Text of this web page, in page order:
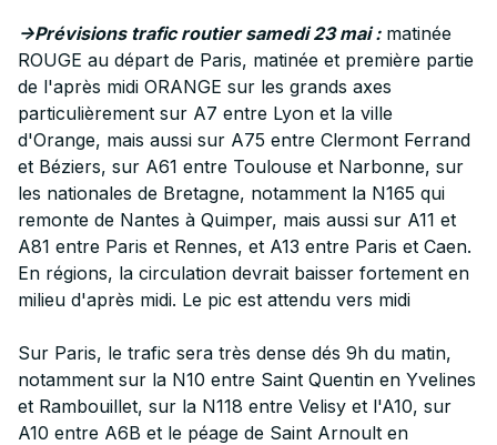
->Prévisions trafic routier samedi 23 mai :matinée
ROUGE au départ de Paris, matinée et première partie
de l'après midi ORANGE sur les grands axes
particulièrement sur A7 entre Lyon et la ville
d'Orange, mais aussi sur A75 entre Clermont Ferrand
et Béziers, sur A61 entre Toulouse et Narbonne, sur
les nationales de Bretagne, notamment la N165 qui
remonte de Nantes à Quimper, mais aussi sur A11 et
A81 entre Paris et Rennes, et A13 entre Paris et Caen.
En régions, la circulation devrait baisser fortement en
milieu d'après midi. Le pic est attendu vers midi
Sur Paris, le trafic sera très dense dés 9h du matin,
notamment sur la N10 entre Saint Quentin en Yvelines
et Rambouillet, sur la N118 entre Velisy et l'A10, sur
A10 entre A6B et le péage de Saint Arnoult en